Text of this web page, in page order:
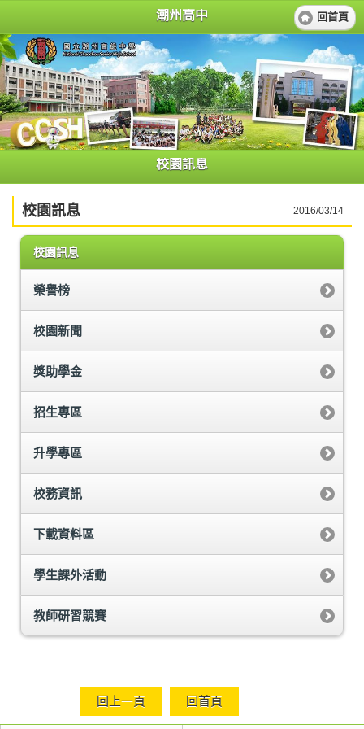
潮州高中 回首頁
校園訊息
校園訊息 2016/03/14
校園訊息
榮譽榜
校園新聞
獎助學金
招生專區
升學專區
校務資訊
下載資料區
學生課外活動
教師研習競賽
回上一頁 回首頁